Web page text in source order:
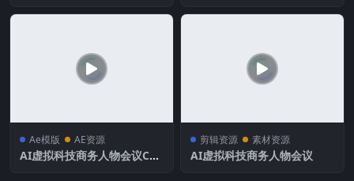
Ae模版 AE资源
AI虚拟科技商务人物会议C4D
剪辑资源 素材资源
AI虚拟科技商务人物会议